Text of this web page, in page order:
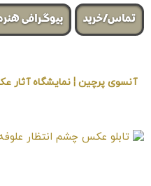
تماس/خرید بیوگرافی
آنسوی پرچین ¦ نمایشگاه آثار